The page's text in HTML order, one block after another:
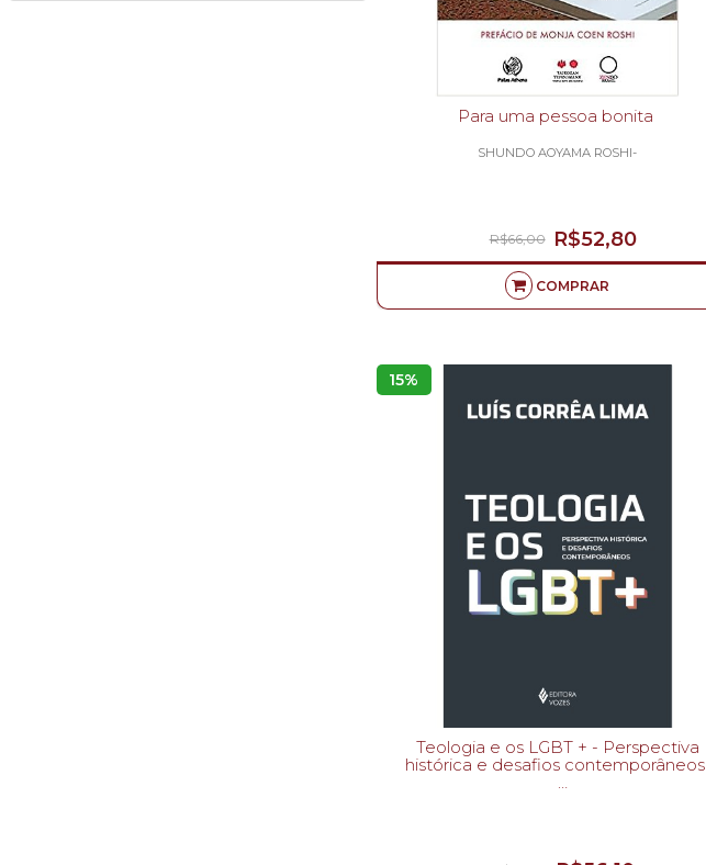
Para uma pessoa bonita
SHUNDO AOYAMA ROSHI-
R$52,80
R$66,00
COMPRAR
15%
Teologia e os LGBT + - Perspectiva
histórica e desafios contemporâneos